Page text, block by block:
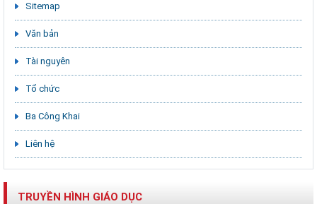
Sitemap
Văn bản
Tài nguyên
Tổ chức
Ba Công Khai
Liên hệ
TRUYỀN HÌNH GIÁO DỤC